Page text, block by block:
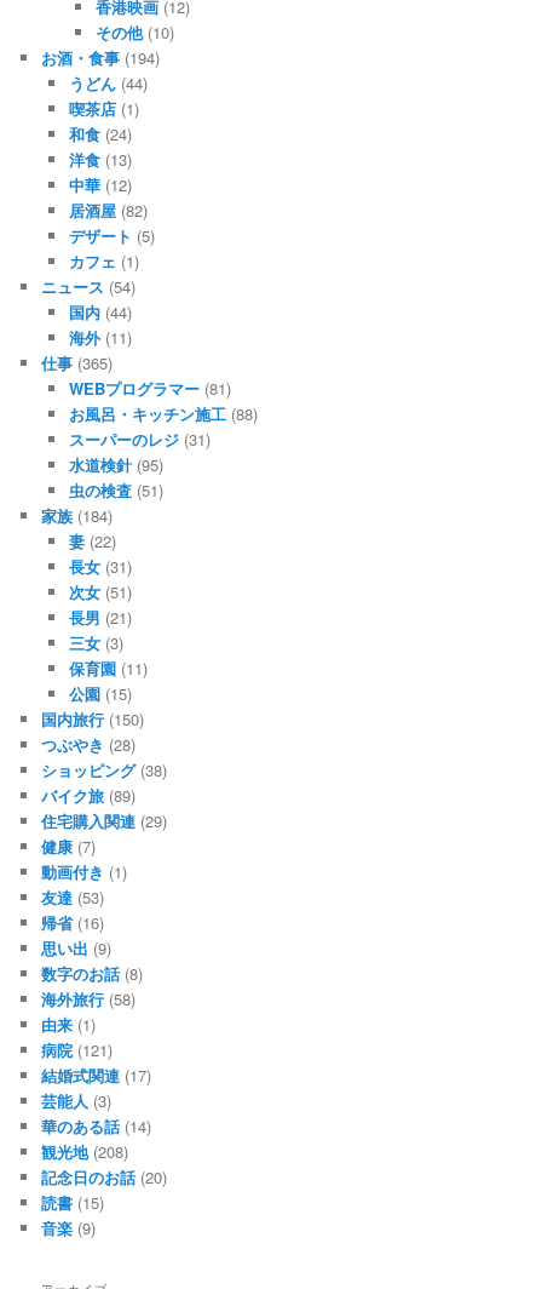
香港映画 (12)
その他(10)
お酒・食事 (194)
うどん(44)
喫茶店(1)
和食(24)
洋食(13)
中華(12)
居酒屋(82)
デザート (5)
カフェ (1)
ニュース (54)
国内(44)
海外(11)
仕事 (365)
WEBプログラマー(81)
お風呂・キッチン施工(88)
スーパーのレジ(31)
水道検針(95)
虫の検査(51)
家族 (184)
妻(22)
長女(31)
次女(51)
長男 (21)
三女(3)
保育園(11)
公園(15)
国内旅行 (150)
つぶやき (28)
ショッピング(38)
バイク旅 (89)
住宅購入関連 (29)
健康 (7)
動画付き (1)
友達 (53)
帰省(16)
思い出 (9)
数字のお話 (8)
海外旅行 (58)
由来 (1)
病院 (121)
結婚式関連 (17)
芸能人 (3)
華のある話 (14)
観光地(208)
記念日のお話 (20)
読書 (15)
音楽 (9)